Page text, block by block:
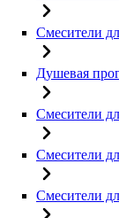
Смесители
Душевая
Смесители
Смесители
Смесители